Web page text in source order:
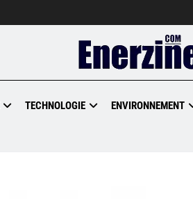
TECHNOLOGIE ENVIRONNEMENT